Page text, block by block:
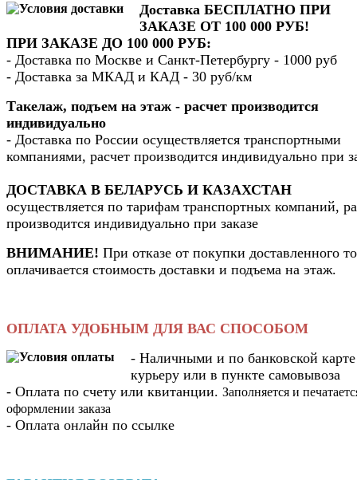
Доставка БЕСПЛАТНО ПРИ
ЗАКАЗЕ ОТ 100 000 РУБ!
ПРИ ЗАКАЗЕ ДО 100 000 РУБ:
- Доставка по Москве и Санкт-Петербургу - 1000 руб
- Доставка за МКАД и КАД - 30 руб/км
Такелаж, подъем на этаж - расчет производится
индивидуально
- Доставка по России осуществляется транспортными
компаниями, расчет производится индивидуально при
ДОСТАВКА В БЕЛАРУСЬ И КАЗАХСТАН
осуществляется по тарифам транспортных компаний,
производится индивидуально при заказе
ВНИМАНИЕ! При отказе от покупки доставленного
оплачивается стоимость доставки и подъема на этаж.
ОПЛАТА УДОБНЫМ ДЛЯ ВАС СПОСОБОМ
- Наличными и по банковской карте
курьеру или в пункте самовывоза
- Оплата по счету или квитанции. Заполняется и
оформлении заказа
- Оплата онлайн по ссылке